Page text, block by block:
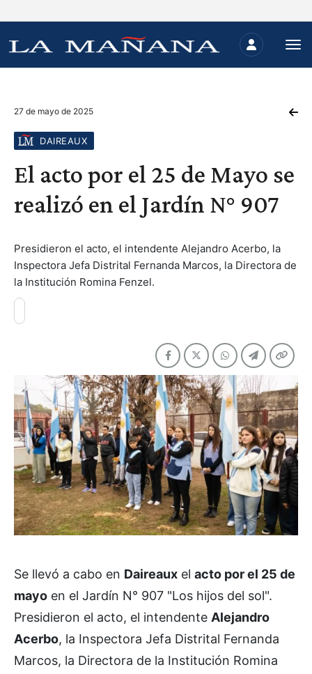
27 de mayo de 2025
DAIREAUX
El acto por el 25 de Mayo se
realizó en el Jardín N° 907
Presidieron el acto, el intendente Alejandro Acerbo, la
Inspectora Jefa Distrital Fernanda Marcos, la Directora de
la Institución Romina Fenzel.
Se llevó a cabo en Daireaux el acto por el 25 de
mayo en el Jardín N° 907 "Los hijos del sol".
Presidieron el acto, el intendente Alejandro
Acerbo, la Inspectora Jefa Distrital Fernanda
Marcos, la Directora de la Institución Romina